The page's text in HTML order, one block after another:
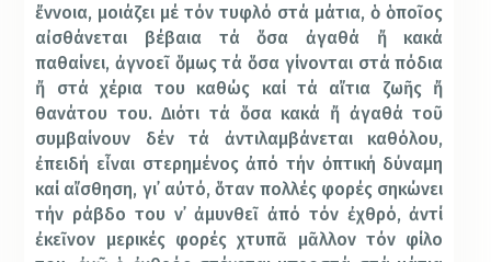
ἔννοια, μοιάζει μέ τόν τυφλό στά μάτια, ὁ ὁποῖος
αἰσθάνεται βέβαια τά ὅσα ἀγαθά ἤ κακά
παθαίνει, ἀγνοεῖ ὅμως τά ὅσα γίνονται στά πόδια
ἤ στά χέρια του καθώς καί τά αἴτια ζωῆς ἤ
θανάτου του. Διότι τά ὅσα κακά ἤ ἀγαθά τοῦ
συμβαίνουν δέν τά ἀντιλαμβάνεται καθόλου,
ἐπειδή εἶναι στερημένος ἀπό τήν ὀπτική δύναμη
καί αἴσθηση, γι᾿ αὐτό, ὅταν πολλές φορές σηκώνει
τήν ράβδο του ν᾿ ἀμυνθεῖ ἀπό τόν ἐχθρό, ἀντί
ἐκεῖνον μερικές φορές χτυπᾶ μᾶλλον τόν φίλο